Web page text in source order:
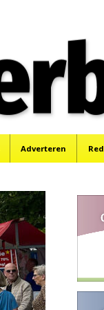
Adverteren